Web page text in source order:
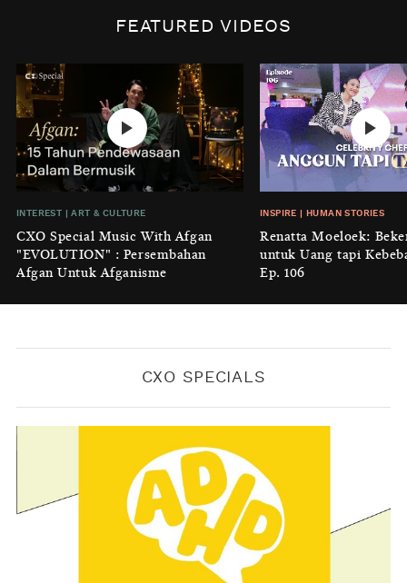
Biaya Tersembunyi dari Insecurity
KONTRIBUTOR CXO MEDIA
INTEREST|HOME
No Place Like: Camping Ground
Cidulang
KONTRIBUTOR CXO MEDIA
GENERAL KNOWLEDGE
Luruhnya Daun Terakhir: Kala
'Benteng Alam' yang Tak Lagi Bisa
Melindungi
BYKONTRIBUTOR CXO MEDIA
FEATURED VIDEOS
INTEREST |ART & CULTURE
CXO Special Music With Afgan
"EVOLUTION" : Persembahan
Afgan Untuk Afganisme
INSPIRE HUMAN STORIES
Renatta Moeloek:
untuk Uang tapi
Ep. 106
CXO SPECIALS